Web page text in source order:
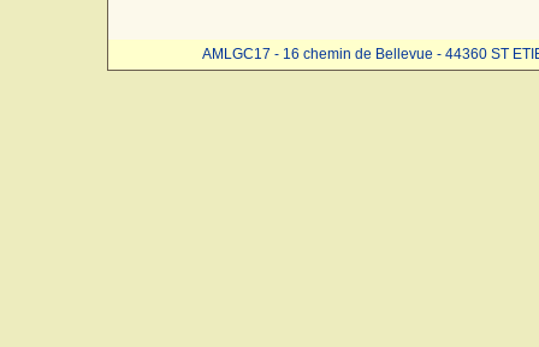
AMLGC17 - 16 chemin de Bellevue - 44360 ST